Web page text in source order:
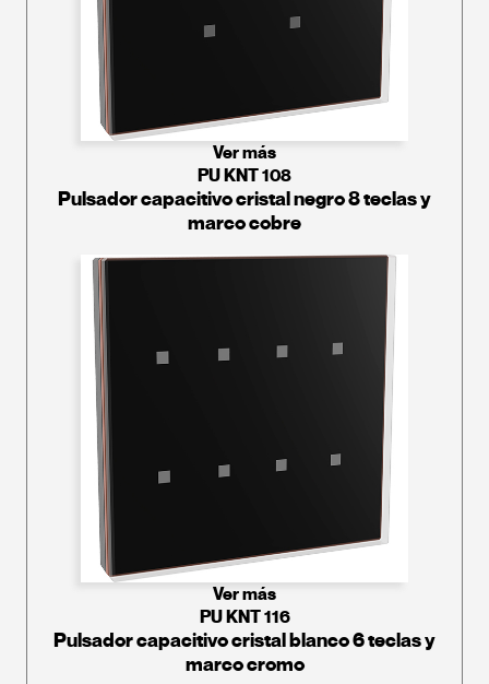
Ver más
PU KNT 108
Pulsador capacitivo cristal negro 8 teclas y
marco cobre
Ver más
PU KNT 116
Pulsador capacitivo cristal blanco 6 teclas y
marco cromo